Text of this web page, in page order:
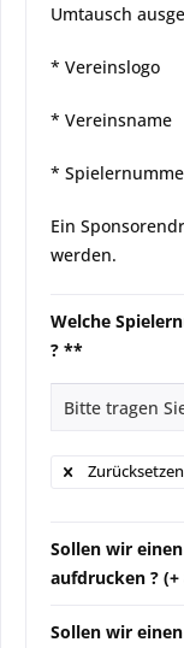
Umtausch
* Vereinslogo
* Vereinsname
*
Ein
werden.
Welche
? **
Zurücksetzen
Sollen wir
aufdrucken ?
Sollen wir